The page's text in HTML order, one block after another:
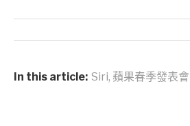
In this article: Siri, 蘋果春季發表會